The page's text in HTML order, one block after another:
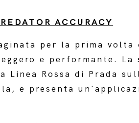
ACCURACY
per la prima
e performante. La
Rossa di Prada
e presenta